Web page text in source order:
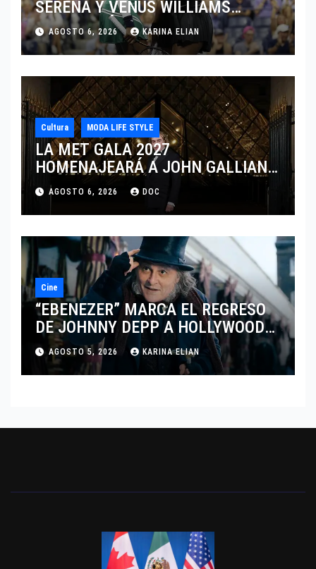
SERENA Y VENUS WILLIAMS
DISPUTARÁN LOS DOBLES EN
CINCINNATI 2026
AGOSTO 6, 2026 KARINA ELIAN
Cultura MODA LIFE STYLE
LA MET GALA 2027
HOMENAJEARÁ A JOHN GALLIANO
MARCANDO EL REGRESO DEL REY
DEL DRAMATISMO
AGOSTO 6, 2026 DOC
Cine
“EBENEZER” MARCA EL REGRESO
DE JOHNNY DEPP A HOLLYWOOD
TRAS SU PASO POR EL CINE
INDEPENDIENTE EUROPEO
AGOSTO 5, 2026 KARINA ELIAN